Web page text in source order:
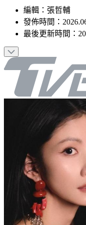
發佈時間：
最後更新時間：